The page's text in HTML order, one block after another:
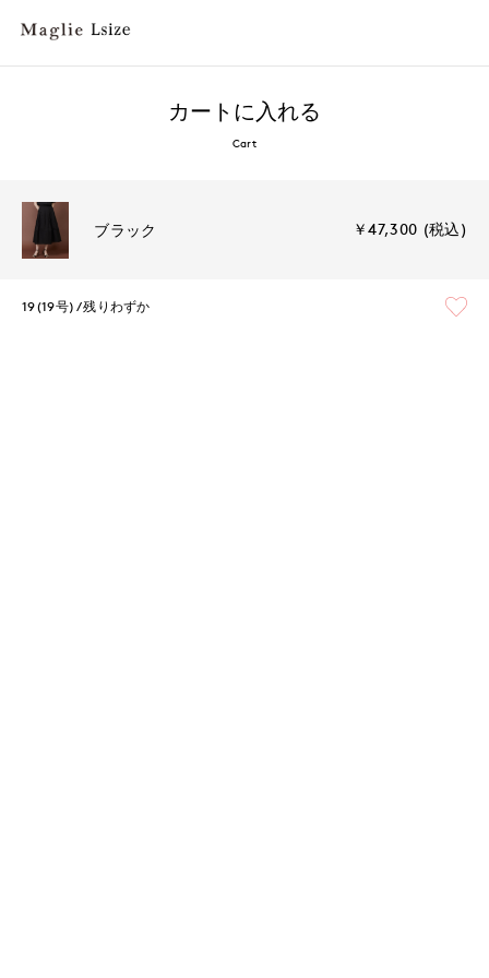
カートに入れる
Cart
ブラック ￥47,300 (税込)
19(19号) 残りわずか